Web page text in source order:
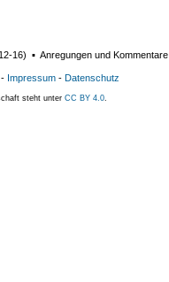
16) ▪ Anregungen und
- Impressum - Datenschutz
steht unter CC BY 4.0